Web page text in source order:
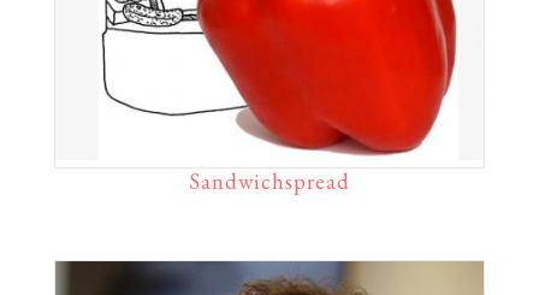
Sandwichspread